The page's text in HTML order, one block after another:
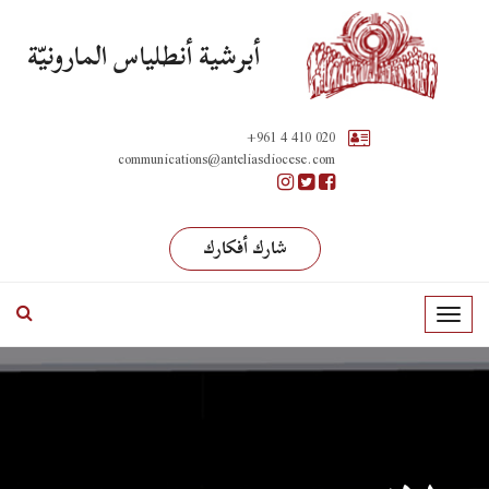
أبرشية أنطلياس المارونيّة
+961 4 410 020
communications@anteliasdiocese.com
شارك أفكارك
T
o
g